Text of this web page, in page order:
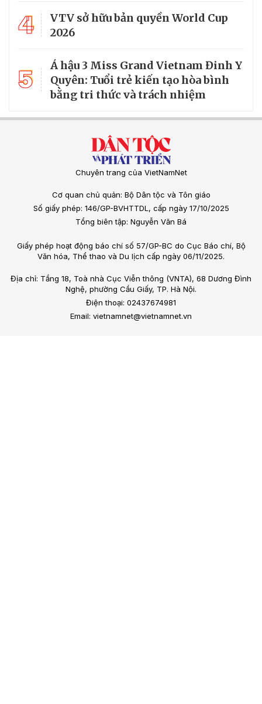
4
VTV sở hữu bản quyền World Cup
2026
5
Á hậu 3 Miss Grand Vietnam Đinh Y
Quyên: Tuổi trẻ kiến tạo hòa bình
bằng tri thức và trách nhiệm
Chuyên trang của VietNamNet
Cơ quan chủ quản: Bộ Dân tộc và Tôn giáo
Số giấy phép: 146/GP-BVHTTDL, cấp ngày 17/10/2025
Tổng biên tập: Nguyễn Văn Bá
Giấy phép hoạt động báo chí số 57/GP-BC do Cục Báo chí, Bộ
Văn hóa, Thể thao và Du lịch cấp ngày 06/11/2025.
Địa chỉ: Tầng 18, Toà nhà Cục Viễn thông (VNTA), 68 Dương Đình
Nghệ, phường Cầu Giấy, TP. Hà Nội.
Điện thoại: 02437674981
Email: vietnamnet@vietnamnet.vn